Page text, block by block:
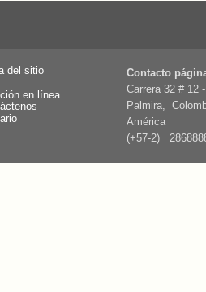
del sitio
en línea
Contacto
Carrera 32 # 12
Palmira,
América
(+57-2)